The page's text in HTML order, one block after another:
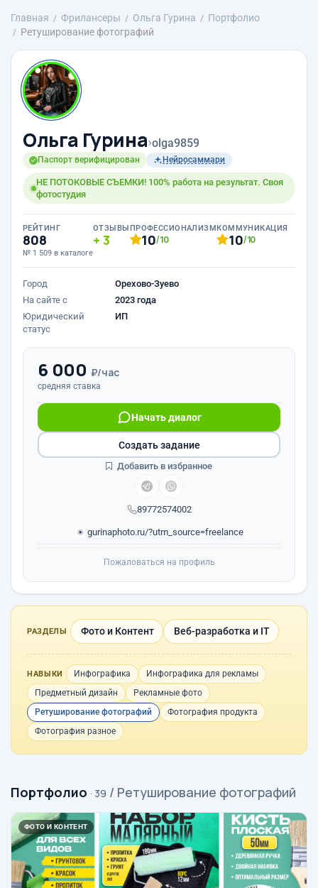
Главная Фрилансеры Ольга Гурина
Портфолио
Ретуширование фотографий
Ольга Гурина›olga9859
Паспорт верифицирован Нейросаммари
НЕ ПОТОКОВЫЕ СЪЕМКИ! 100% работа на результат. Своя
фотостудия
РЕЙТИНГ
808
№ 1 509 в каталоге
ОТЗЫВЫ
3
ПРОФЕССИОНАЛИЗМ
10/10
КОММУНИКАЦИЯ
10/10
Город
Орехово-Зуево
На сайте с
2023 года
Юридический
статус
ИП
6 000 ₽/час
средняя ставка
89772574002
Начать диалог
gurinaphoto.ru/?utm_source=freelance
Создать задание
Добавить в избранное
Пожаловаться на профиль
РАЗДЕЛЫ Фото и Контент Веб-разработка и IT
НАВЫКИ Инфографика
Инфографика для рекламы
Предметный дизайн
Рекламные фото
Ретуширование фотографий
Фотография продукта
Фотография разное
Портфолио · 39 / Ретуширование фотографий
ФОТО И КОНТЕНТ